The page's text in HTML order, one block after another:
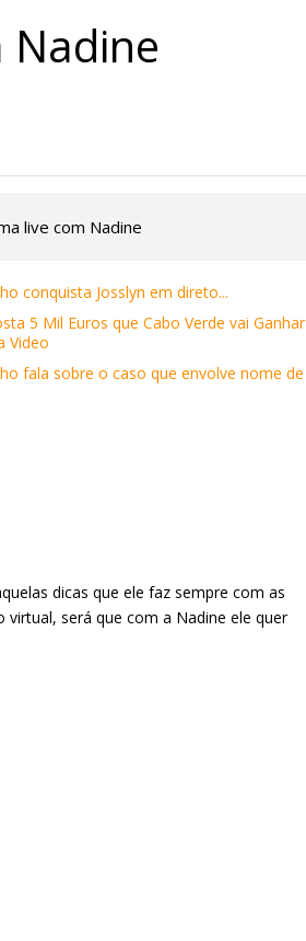
Nadine
live com Nadine
conquista Josslyn em direto...
5 Mil Euros que Cabo Verde vai Ganhar
Video
fala sobre o caso que envolve nome de
dicas que ele faz sempre com as
será que com a Nadine ele quer